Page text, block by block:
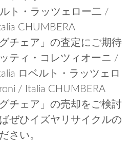
ト・ラッツェロー二 /
CHUMBERA
チェア」の査定にご期待
ティ・コレツィオーニ /
ロベルト・ラッツェロ
/ Italia CHUMBERA
チェア」の売却をご検討
ぜひイズヤリサイクルの
さい。